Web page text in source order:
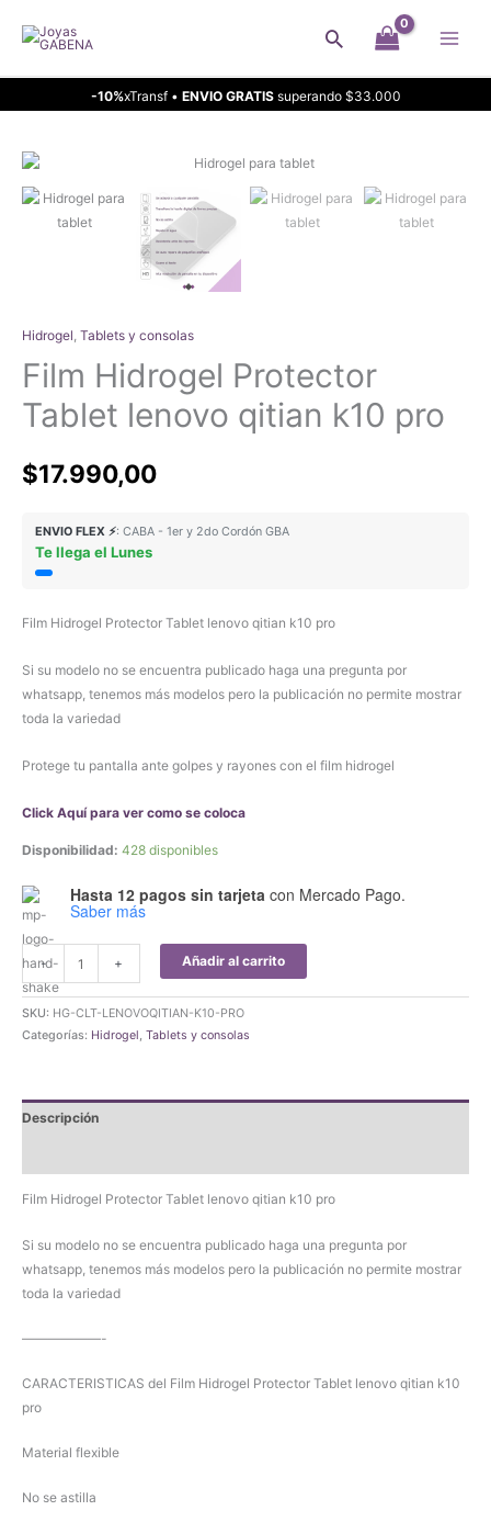
Buscar
-10%xTransf • ENVIO GRATISsuperando $33.000
Hidrogel, Tablets y consolas
Film Hidrogel Protector
Tablet lenovo qitian k10 pro
$17.990,00
ENVIO FLEX ⚡: CABA - 1er y 2do Cordón GBA
Te llega el Lunes
Film Hidrogel Protector Tablet lenovo qitian k10 pro
Si su modelo no se encuentra publicado haga una pregunta por
whatsapp, tenemos más modelos pero la publicación no permite mostrar
toda la variedad
Protege tu pantalla ante golpes y rayones con el film hidrogel
Click Aquí para ver como se coloca
Disponibilidad: 428 disponibles
Hasta 12 pagos sin tarjeta con Mercado Pago.
Saber más
-
Film
Hidrogel
Protector
Tablet
k10
pro
+ Añadir al carrito
SKU: HG-CLT-LENOVOQITIAN-K10-PRO
Categorías: Hidrogel , Tablets y consolas
Descripción
Film Hidrogel Protector Tablet lenovo qitian k10 pro
Si su modelo no se encuentra publicado haga una pregunta por
whatsapp, tenemos más modelos pero la publicación no permite mostrar
toda la variedad
——————-
CARACTERISTICAS del Film Hidrogel Protector Tablet lenovo qitian k10
pro
Material flexible
No se astilla